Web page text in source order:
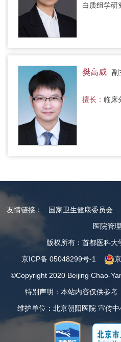
白质组学研
樊高威 副
擅长： 临床
友情链接： 国家卫生健康委员会
医院管
版权所有：首都医科大
京ICP备 05048299号-1
©Copyright 2020 Beijing Chao-
特别声明：本站内容仅供参考
维护单位：北京朝阳医院 宣传